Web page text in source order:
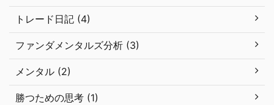
トレード日記 (4)
ファンダメンタルズ分析 (3)
メンタル (2)
勝つための思考 (1)